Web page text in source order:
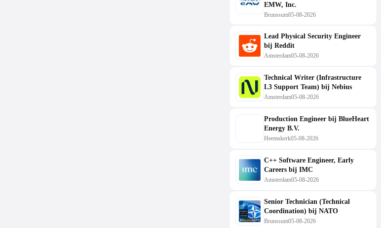
EMW, Inc.
Brunssum05-08-2026
Lead Physical Security Engineer
bij Reddit
Amsterdam05-08-2026
Technical Writer (Infrastructure
L3 Support Team) bij Nebius
Amsterdam05-08-2026
Production Engineer bij BlueHeart
Energy B.V.
Heemskerk05-08-2026
C++ Software Engineer, Early
Careers bij IMC
Amsterdam05-08-2026
Senior Technician (Technical
Coordination) bij NATO
Brunssum05-08-2026